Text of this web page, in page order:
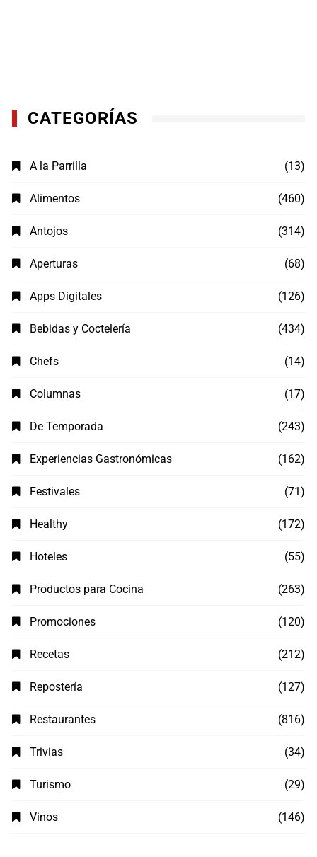
CATEGORÍAS
A la Parrilla (13)
Alimentos (460)
Antojos (314)
Aperturas (68)
Apps Digitales (126)
Bebidas y Coctelería (434)
Chefs (14)
Columnas (17)
De Temporada (243)
Experiencias Gastronómicas (162)
Festivales (71)
Healthy (172)
Hoteles (55)
Productos para Cocina (263)
Promociones (120)
Recetas (212)
Repostería (127)
Restaurantes (816)
Trivias (34)
Turismo (29)
Vinos (146)